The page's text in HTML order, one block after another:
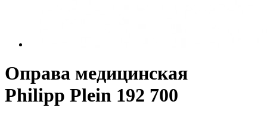
Оправа медицинская
Philipp Plein 192 700